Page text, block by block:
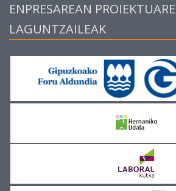
ENPRESAREAN
LAGUNTZAILEAK